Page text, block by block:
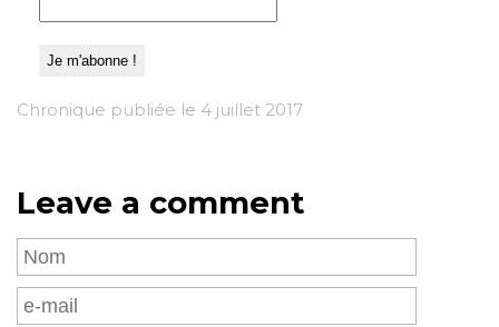
Chronique publiée le 4 juillet 2017
Leave a comment